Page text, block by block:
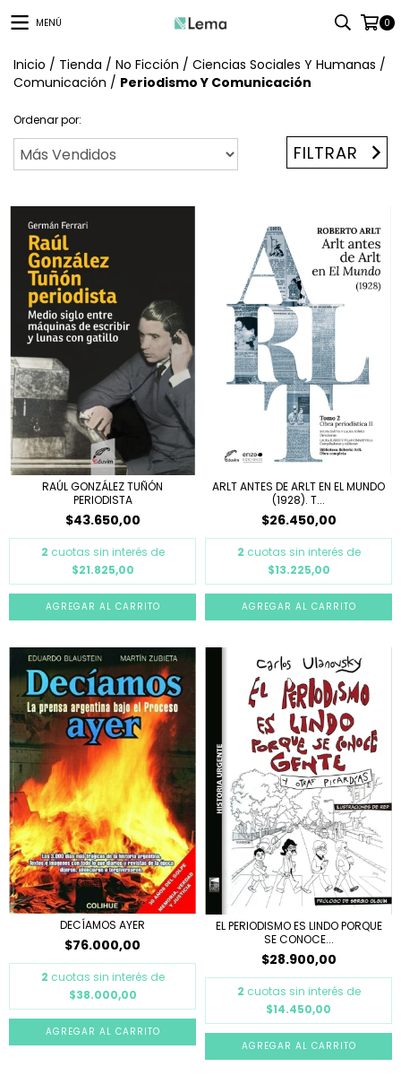
MENÚ 0
Inicio / Tienda / No Ficción / Ciencias Sociales Y Humanas /
Comunicación / Periodismo Y Comunicación
Ordenar por:
FILTRAR
RAÚL GONZÁLEZ TUÑÓN
PERIODISTA
$43.650,00
2 cuotas sin interés de
$21.825,00
ARLT ANTES DE ARLT EN EL MUNDO
(1928). T...
$26.450,00
2 cuotas sin interés de
$13.225,00
DECÍAMOS AYER
$76.000,00
2 cuotas sin interés de
$38.000,00
EL PERIODISMO ES LINDO PORQUE
SE CONOCE...
$28.900,00
2 cuotas sin interés de
$14.450,00